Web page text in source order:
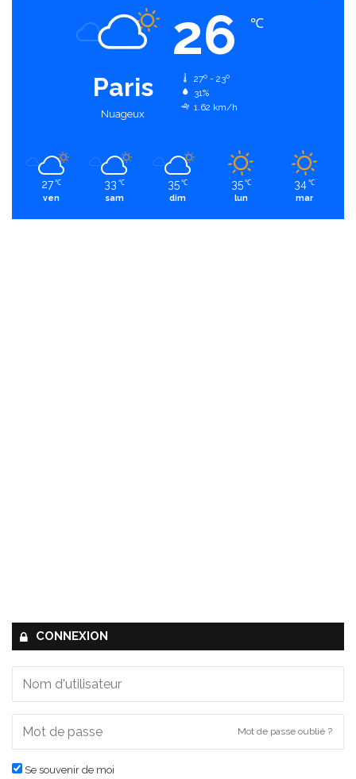
Paris
Nuageux
26 ℃
27º - 23º
31%
1.62 km/h
27 ℃
ven
33 ℃
sam
35 ℃
dim
35 ℃
lun
34 ℃
mar
CONNEXION
Mot de passe oublié ?
Se souvenir de moi